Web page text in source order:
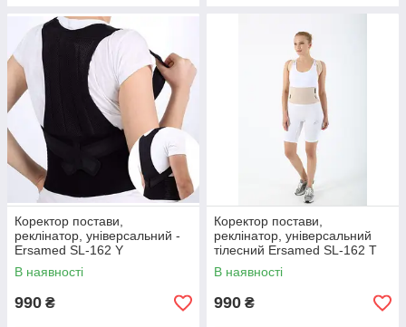
Коректор постави,
реклінатор, універсальний -
Ersamed SL-162 Y
В наявності
990 ₴
Коректор постави,
реклінатор, універсальний
тілесний Ersamed SL-162 Т
В наявності
990 ₴